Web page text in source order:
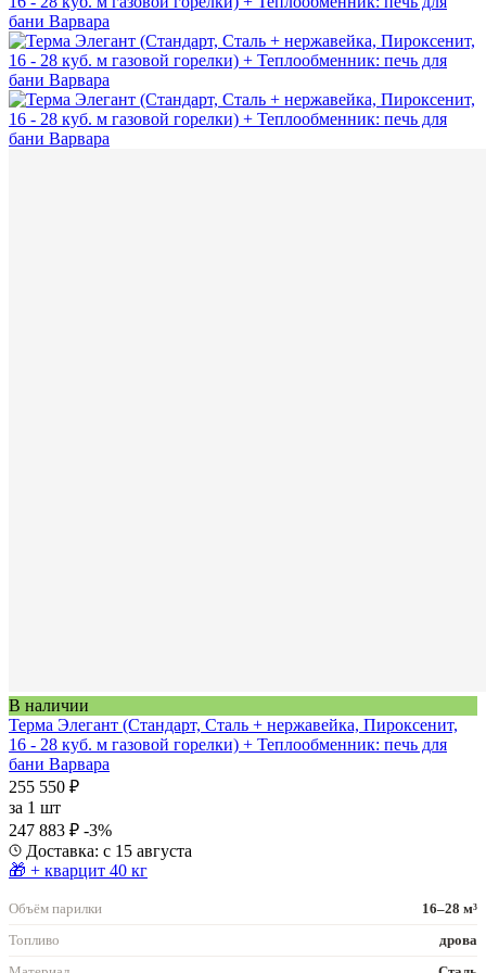
В наличии
Терма Элегант (Стандарт, Сталь + нержавейка, Пироксенит,
16 - 28 куб. м газовой горелки) + Теплообменник: печь для
бани Варвара
255 550 ₽
за 1 шт
247 883 ₽ -3%
Доставка: с 15 августа
🎁 + кварцит 40 кг
Объём парилки
16–28 м³
Топливо
дрова